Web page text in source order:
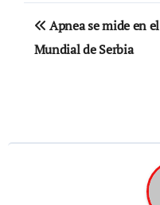
Navegación
de
Apnea se mide en el
Mundial de Serbia